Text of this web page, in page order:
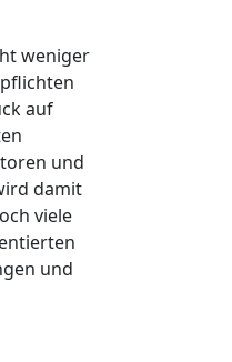
weniger
auf
und
damit
viele
und